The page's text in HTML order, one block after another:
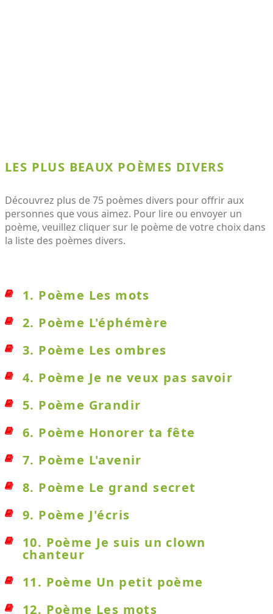
LES PLUS BEAUX POÈMES DIVERS
Découvrez plus de 75 poèmes divers pour offrir aux
personnes que vous aimez. Pour lire ou envoyer un
poème, veuillez cliquer sur le poème de votre choix dans
la liste des poèmes divers.
1. Poème Les mots
2. Poème L'éphémère
3. Poème Les ombres
4. Poème Je ne veux pas savoir
5. Poème Grandir
6. Poème Honorer ta fête
7. Poème L'avenir
8. Poème Le grand secret
9. Poème J'écris
10. Poème Je suis un clown
chanteur
11. Poème Un petit poème
12. Poème Les mots